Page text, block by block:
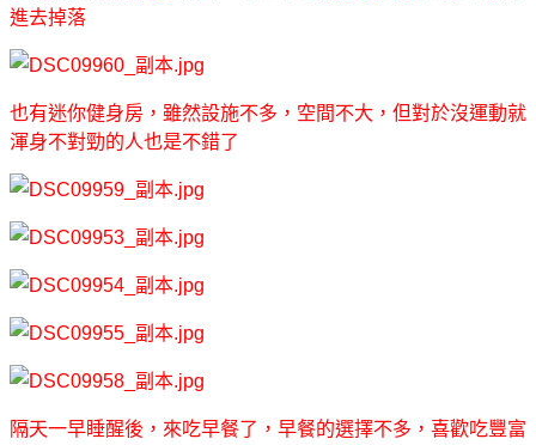
進去掉落
也有迷你健身房，雖然設施不多，空間不大，但對於沒運動就
渾身不對勁的人也是不錯了
隔天一早睡醒後，來吃早餐了，早餐的選擇不多，喜歡吃豐富